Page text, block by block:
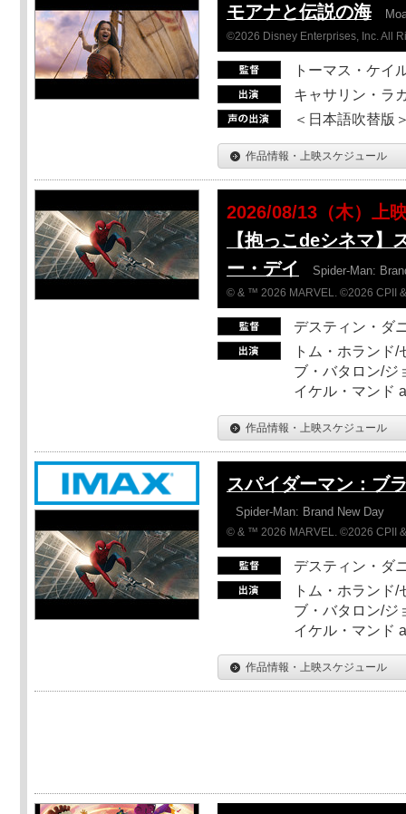
モアナと伝説の海
©2026 Disney Enterprises, Inc. All
トーマス・ケイ
キャサリン・ラ
＜日本語吹替版
作品情報・上映スケジュール
2026/08/13（木）上
【抱っこdeシネマ】
ー・デイ
Spider-Man:
© & ™ 2026 MARVEL. ©2026 CPII
デスティン・ダ
トム・ホランド
ブ・バタロン/ジ
イケル・マンド
作品情報・上映スケジュール
スパイダーマン：ブ
Spider-Man: Brand New Day
© & ™ 2026 MARVEL. ©2026 CPII
デスティン・ダ
トム・ホランド
ブ・バタロン/ジ
イケル・マンド
作品情報・上映スケジュール